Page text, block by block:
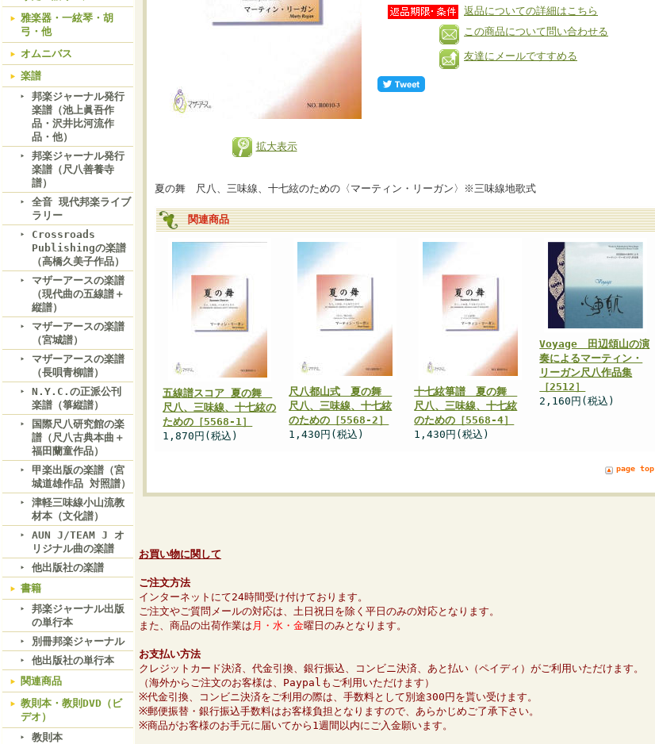
雅楽器・一絃琴・胡
弓・他
オムニバス
楽譜
邦楽ジャーナル発行
楽譜（池上眞吾作
品・沢井比河流作
品・他）
邦楽ジャーナル発行
楽譜（尺八善養寺
譜）
全音 現代邦楽ライブ
ラリー
Crossroads
Publishingの楽譜
（高橋久美子作品）
マザーアースの楽譜
（現代曲の五線譜＋
縦譜）
マザーアースの楽譜
（宮城譜）
マザーアースの楽譜
（長唄青柳譜）
N.Y.C.の正派公刊
楽譜（箏縦譜）
国際尺八研究館の楽
譜（尺八古典本曲＋
福田蘭童作品）
甲楽出版の楽譜（宮
城道雄作品 対照譜）
津軽三味線小山流教
材本（文化譜）
AUN J/TEAM J オ
リジナル曲の楽譜
他出版社の楽譜
書籍
邦楽ジャーナル出版
の単行本
別冊邦楽ジャーナル
他出版社の単行本
関連商品
教則本・教則DVD（ビ
デオ）
教則本
拡大表示
返品についての詳細はこちら
この商品について問い合わせる
友達にメールですすめる
夏の舞 尺八、三味線、十七絃のための〈マーティン・リーガン〉※三味線地歌式
関連商品
五線譜スコア 夏の舞
尺八、三味線、十七絃の
ための［5568-1］
1,870円(税込)
尺八都山式 夏の舞
尺八、三味線、十七絃
のための［5568-2］
1,430円(税込)
十七絃箏譜 夏の舞
尺八、三味線、十七絃
のための［5568-4］
1,430円(税込)
Voyage 田辺頌山の演
奏によるマーティン・
リーガン尺八作品集
［2512］
2,160円(税込)
page top
お買い物に関して
ご注文方法
インターネットにて24時間受け付けております。
ご注文やご質問メールの対応は、土日祝日を除く平日のみの対応となります。
また、商品の出荷作業は 月・水・金曜日のみとなります。
お支払い方法
クレジットカード決済、代金引換、銀行振込、コンビニ決済、あと払い（ペイディ）がご利用いただけます。
（海外からご注文のお客様は、Paypalもご利用いただけます）
※代金引換、コンビニ決済をご利用の際は、手数料として別途300円を貰い受けます。
※郵便振替・銀行振込手数料はお客様負担となりますので、あらかじめご了承下さい。
※商品がお客様のお手元に届いてから1週間以内にご入金願います。